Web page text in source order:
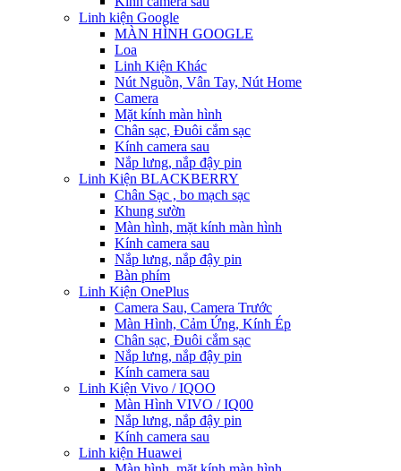
Linh kiện Google
MÀN HÌNH GOOGLE
Loa
Linh Kiện Khác
Nút Nguồn, Vân Tay, Nút Home
Camera
Mặt kính màn hình
Chân sạc, Đuôi cắm sạc
Kính camera sau
Nắp lưng, nắp đậy pin
Linh Kiện BLACKBERRY
Chân Sạc , bo mạch sạc
Khung sườn
Màn hình, mặt kính màn hình
Kính camera sau
Nắp lưng, nắp đậy pin
Bàn phím
Linh Kiện OnePlus
Camera Sau, Camera Trước
Màn Hình, Cảm Ứng, Kính Ép
Chân sạc, Đuôi cắm sạc
Nắp lưng, nắp đậy pin
Kính camera sau
Linh Kiện Vivo / IQOO
Màn Hình VIVO / IQ00
Nắp lưng, nắp đậy pin
Kính camera sau
Linh kiện Huawei